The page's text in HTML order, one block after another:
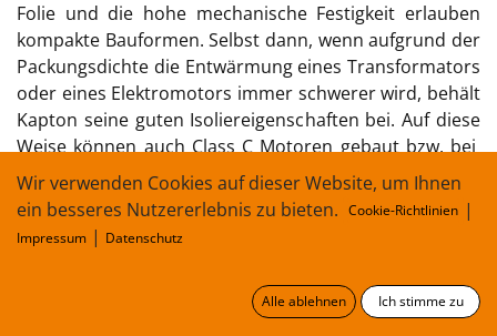
Folie und die hohe mechanische Festigkeit erlauben
kompakte Bauformen. Selbst dann, wenn aufgrund der
Packungsdichte die Entwärmung eines Transformators
oder eines Elektromotors immer schwerer wird, behält
Kapton seine guten Isoliereigenschaften bei. Auf diese
Weise können auch Class C Motoren gebaut bzw. bei
Class H Motoren extrem verlängert Laufzeiten erzielt
werden. Denn ein Hauptgrund für das Versagen einer
Isolation ist die vorzeitige Alterung durch
Wärmeeinwirkung.
In modernen Antriebssträngen werden Isolationen
jedoch noch auf eine weitere Art und Weise belastet:
Wir verwenden Cookies auf dieser Website, um Ihnen
ein besseres Nutzererlebnis zu bieten. Cookie-Richtlinien |
Impressum | Datenschutz
Alle ablehnen Ich stimme zu